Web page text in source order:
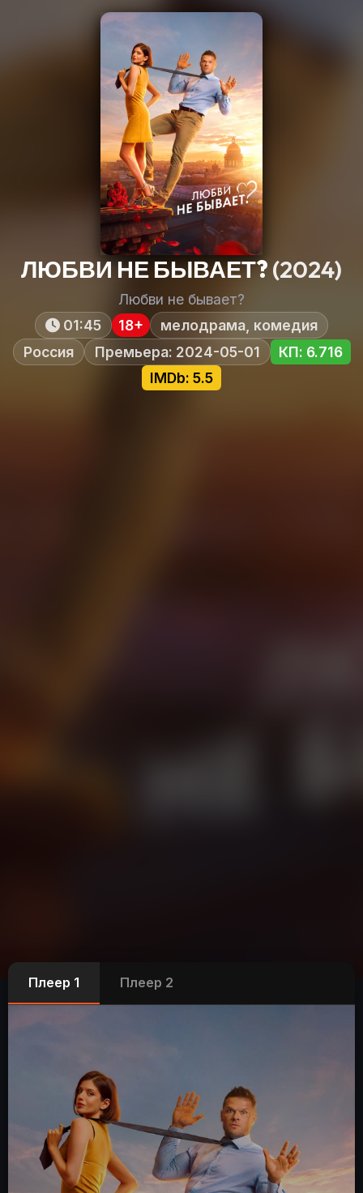
ЛЮБВИ НЕ БЫВАЕТ?(2024)
Любви не бывает?
01:45
18+
мелодрама, комедия
Россия
Премьера: 2024-05-01
КП: 6.716
IMDb: 5.5
Плеер 1 Плеер 2